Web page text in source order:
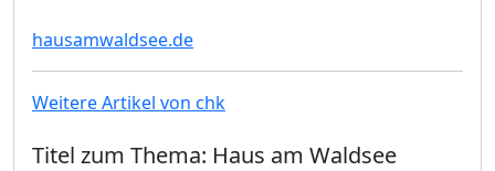
hausamwaldsee.de
Weitere Artikel von chk
Titel zum Thema: Haus am Waldsee